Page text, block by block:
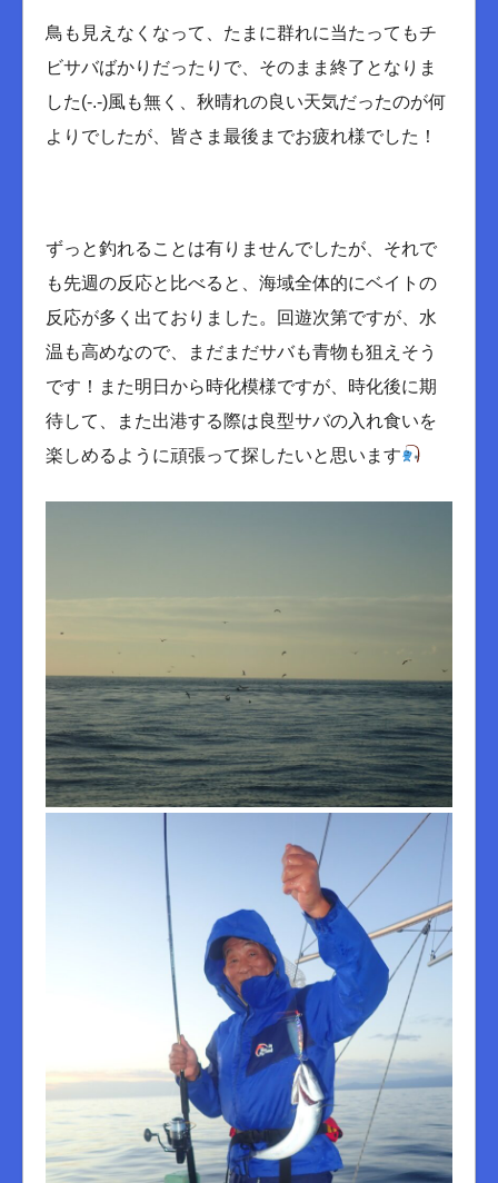
鳥も見えなくなって、たまに群れに当たってもチ
ビサバばかりだったりで、そのまま終了となりま
した(-.-)風も無く、秋晴れの良い天気だったのが何
よりでしたが、皆さま最後までお疲れ様でした！
ずっと釣れることは有りませんでしたが、それで
も先週の反応と比べると、海域全体的にベイトの
反応が多く出ておりました。回遊次第ですが、水
温も高めなので、まだまだサバも青物も狙えそう
です！また明日から時化模様ですが、時化後に期
待して、また出港する際は良型サバの入れ食いを
楽しめるように頑張って探したいと思います